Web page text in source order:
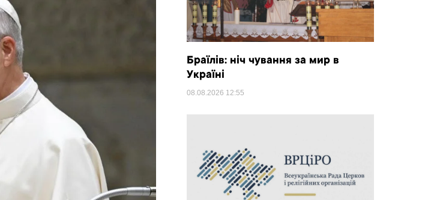
Браїлів: ніч чування за мир в
Україні
08.08.2026 12:55